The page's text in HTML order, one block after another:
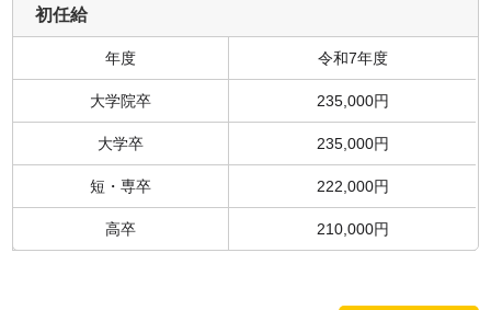
初任給
年度 令和7年度
大学院卒 235,000円
大学卒 235,000円
短・専卒 222,000円
高卒 210,000円